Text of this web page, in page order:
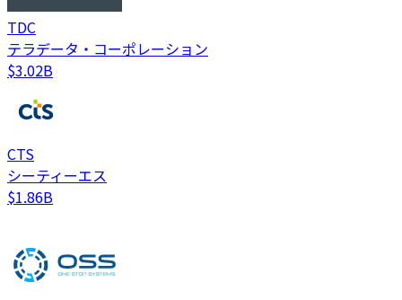
TDC
テラデータ・コーポレーション
$3.02B
CTS
シーティーエス
$1.86B